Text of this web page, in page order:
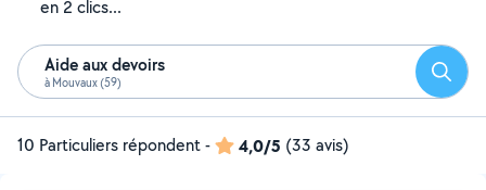
en 2 clics...
Aide aux devoirs
à Mouvaux (59)
10 Particuliers répondent- 4,0/5 (33 avis)